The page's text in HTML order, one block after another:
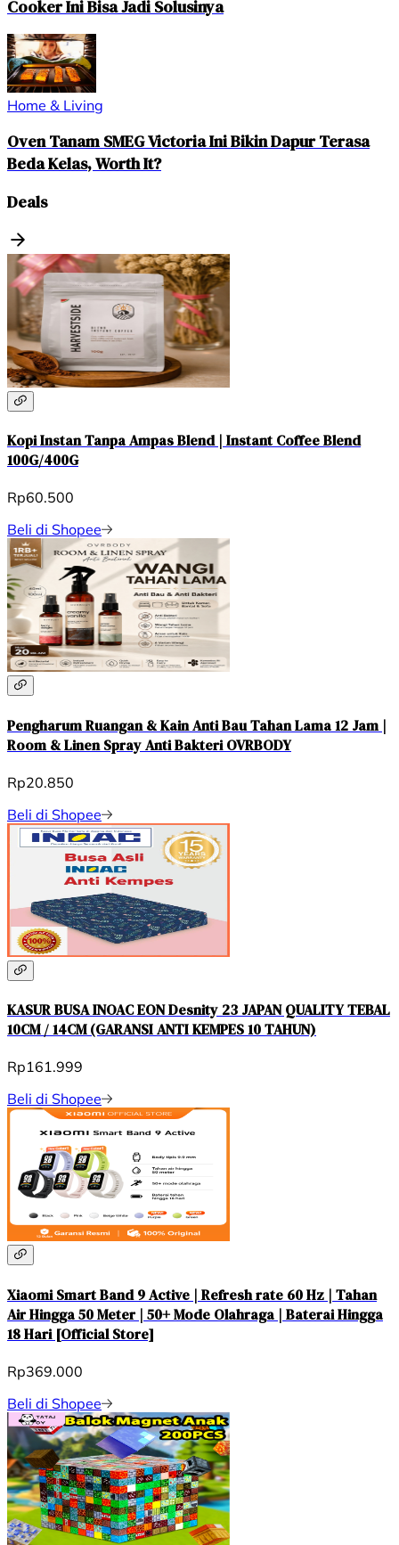
Cooker Ini Bisa Jadi Solusinya
Home & Living
Oven Tanam SMEG Victoria Ini Bikin Dapur Terasa
Beda Kelas, Worth It?
Deals
Kopi Instan Tanpa Ampas Blend | Instant Coffee Blend
100G/400G
Rp60.500
Beli di Shopee
Pengharum Ruangan & Kain Anti Bau Tahan Lama 12 Jam |
Room & Linen Spray Anti Bakteri OVRBODY
Rp20.850
Beli di Shopee
KASUR BUSA INOAC EON Desnity 23 JAPAN QUALITY TEBAL
10CM / 14CM (GARANSI ANTI KEMPES 10 TAHUN)
Rp161.999
Beli di Shopee
Xiaomi Smart Band 9 Active | Refresh rate 60 Hz | Tahan
Air Hingga 50 Meter | 50+ Mode Olahraga | Baterai Hingga
18 Hari [Official Store]
Rp369.000
Beli di Shopee